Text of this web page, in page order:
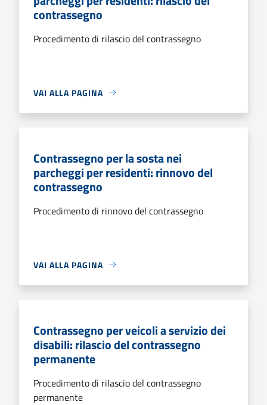
contrassegno
Procedimento di rilascio del contrassegno
VAI ALLA PAGINA
Contrassegno per la sosta nei
parcheggi per residenti: rinnovo del
contrassegno
Procedimento di rinnovo del contrassegno
VAI ALLA PAGINA
Contrassegno per veicoli a servizio dei
disabili: rilascio del contrassegno
permanente
Procedimento di rilascio del contrassegno
permanente